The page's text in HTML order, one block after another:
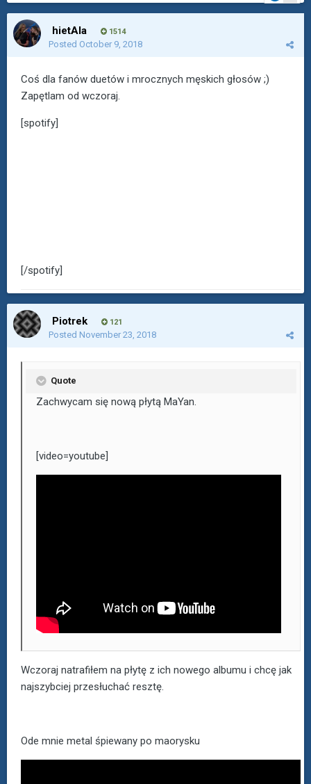
hietAla 1514
Posted October 9, 2018
Coś dla fanów duetów i mrocznych męskich głosów ;)
Zapętlam od wczoraj.
[spotify]
[/spotify]
Piotrek 121
Posted November 23, 2018
Quote
Zachwycam się nową płytą MaYan.
[video=youtube]
Wczoraj natrafiłem na płytę z ich nowego albumu i chcę jak
najszybciej przesłuchać resztę.
Ode mnie metal śpiewany po maorysku